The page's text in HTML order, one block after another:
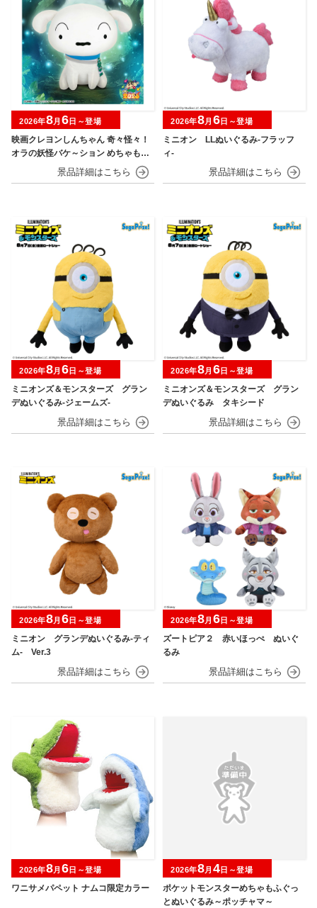
映画クレヨンしんちゃん 奇々怪々！
オラの妖怪バケ～ション めちゃもふ
ぐっとぬいぐるみ～おすわりポーズ
2026年8月 6日～登場
ミニオン LLぬいぐるみ‐フラッフ
ィ‐
2026年8月 6日～登場
ミニオンズ＆モンスターズ グラン
デぬいぐるみ‐ジェームズ‐
2026年8月 6日～登場
ミニオンズ＆モンスターズ グラン
デぬいぐるみ タキシード
2026年8月 6日～登場
ミニオン グランデぬいぐるみ‐ティ
ム‐ Ver.3
2026年8月 6日～登場
ズートピア２ 赤いほっぺ ぬいぐ
るみ
2026年8月 6日～登場
ワニサメパペット ナムコ限定カラー
2026年8月 6 日～登場
ポケットモンスターめちゃもふぐっ
とぬいぐるみ～ポッチャマ～
2026年8月 4 日～登場